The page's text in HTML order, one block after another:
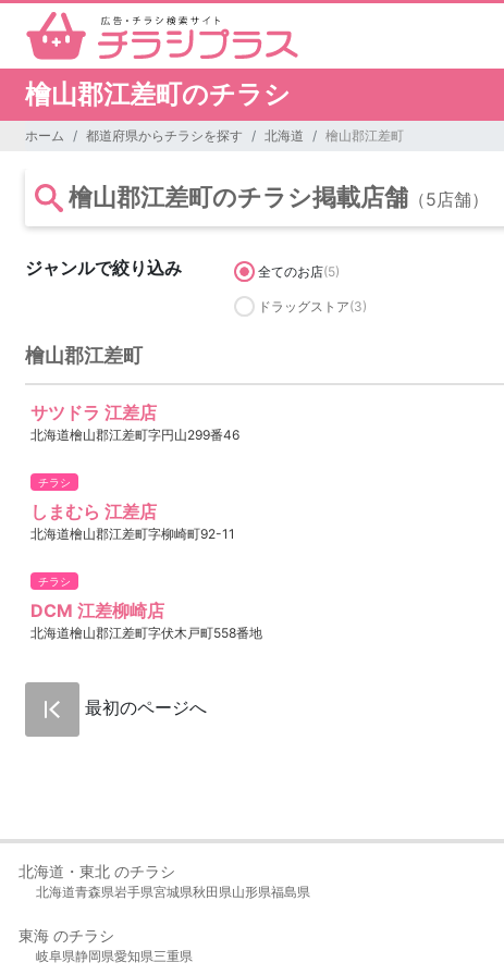
檜山郡江差町のチラシ
ホーム 都道府県からチラシを探す 北海道 檜山郡江差町
檜山郡江差町のチラシ掲載店舗 （5店舗）
ジャンルで絞り込み 全てのお店(5)
ドラッグストア(3)
檜山郡江差町
サツドラ 江差店
北海道檜山郡江差町字円山299番46
チラシ
しまむら 江差店
北海道檜山郡江差町字柳崎町92-11
チラシ
DCM 江差柳崎店
北海道檜山郡江差町字伏木戸町558番地
最初のページへ
北海道・東北 のチラシ
北海道青森県岩手県宮城県秋田県山形県福島県
東海 のチラシ
岐阜県静岡県愛知県三重県